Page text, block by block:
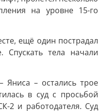
на уровне 15-го
ещё один пострадал
тела начали
– остались трое
в суд с просьбой
2 и работодателя. Суд